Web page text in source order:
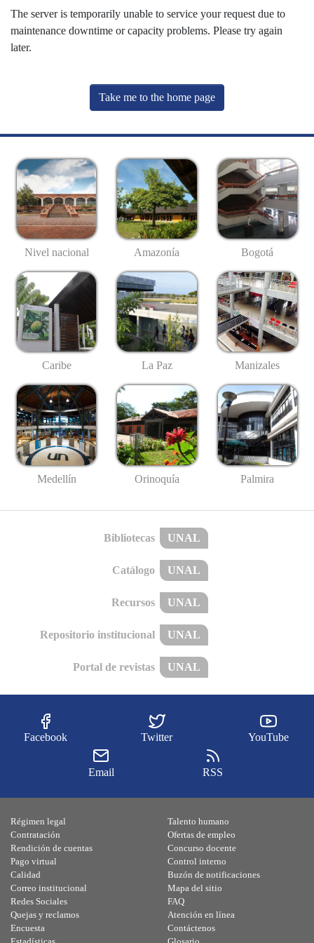
The server is temporarily unable to service your request due to
maintenance downtime or capacity problems. Please try again
later.
Take me to the home page
Nivel nacional Amazonía Bogotá
Caribe La Paz Manizales
Medellín Orinoquía Palmira
Bibliotecas UNAL
Catálogo UNAL
Recursos UNAL
Repositorio institucional UNAL
Portal de revistas UNAL
Facebook Twitter YouTube
Email RSS
Régimen legal
Contratación
Rendición de cuentas
Pago virtual
Calidad
Talento humano
Ofertas de empleo
Concurso docente
Control interno
Buzón de notificaciones
Correo institucional
Redes Sociales
Quejas y reclamos
Encuesta
Mapa del sitio
FAQ
Atención en línea
Contáctenos